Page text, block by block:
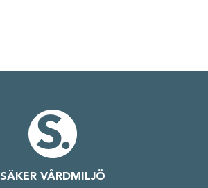
SÄKER VÅRDMILJÖ